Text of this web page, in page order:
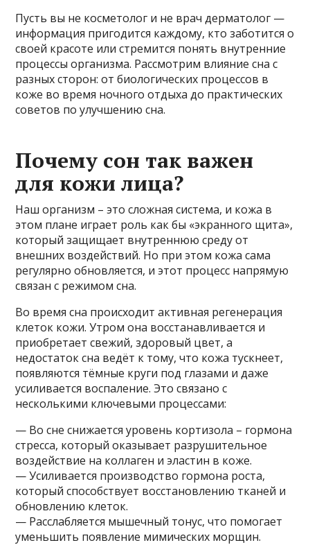
Пусть вы не косметолог и не врач дерматолог —
информация пригодится каждому, кто заботится о
своей красоте или стремится понять внутренние
процессы организма. Рассмотрим влияние сна с
разных сторон: от биологических процессов в
коже во время ночного отдыха до практических
советов по улучшению сна.
Почему сон так важен
для кожи лица?
Наш организм – это сложная система, и кожа в
этом плане играет роль как бы «экранного щита»,
который защищает внутреннюю среду от
внешних воздействий. Но при этом кожа сама
регулярно обновляется, и этот процесс напрямую
связан с режимом сна.
Во время сна происходит активная регенерация
клеток кожи. Утром она восстанавливается и
приобретает свежий, здоровый цвет, а
недостаток сна ведёт к тому, что кожа тускнеет,
появляются тёмные круги под глазами и даже
усиливается воспаление. Это связано с
несколькими ключевыми процессами:
— Во сне снижается уровень кортизола – гормона
стресса, который оказывает разрушительное
воздействие на коллаген и эластин в коже.
— Усиливается производство гормона роста,
который способствует восстановлению тканей и
обновлению клеток.
— Расслабляется мышечный тонус, что помогает
уменьшить появление мимических морщин.